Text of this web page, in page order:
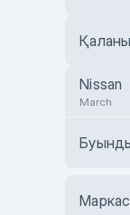
Nissan
March